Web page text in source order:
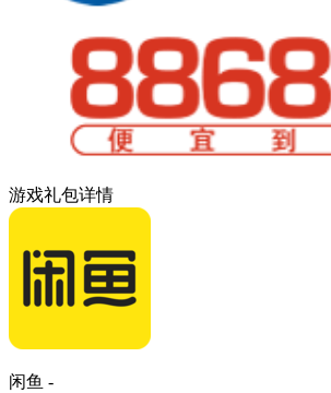
游戏礼包详情
闲鱼 -